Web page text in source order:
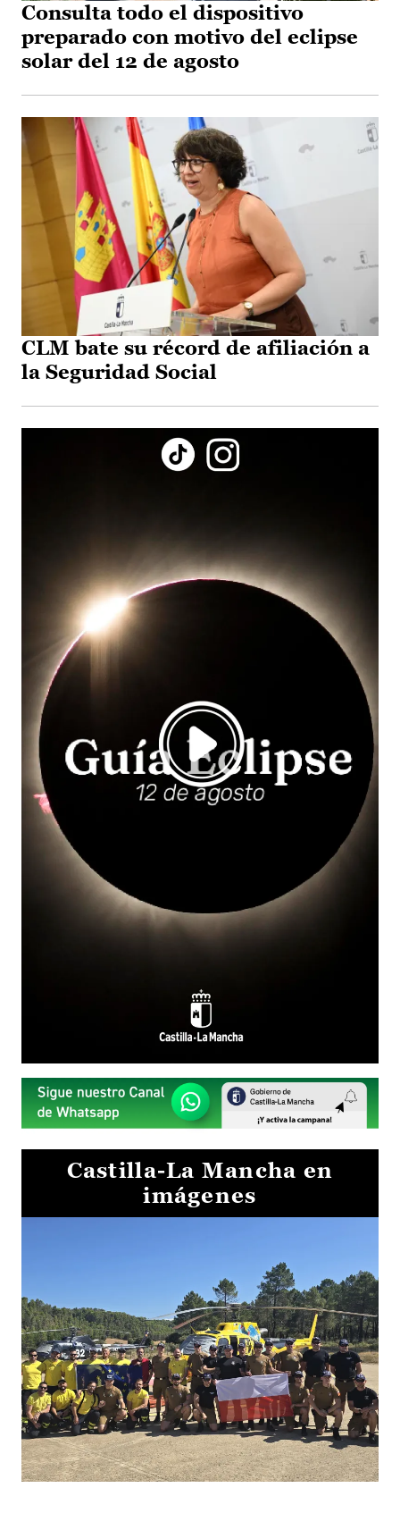
Consulta todo el dispositivo
preparado con motivo del eclipse
solar del 12 de agosto
CLM bate su récord de afiliación a
la Seguridad Social
Castilla-La Mancha en
imágenes